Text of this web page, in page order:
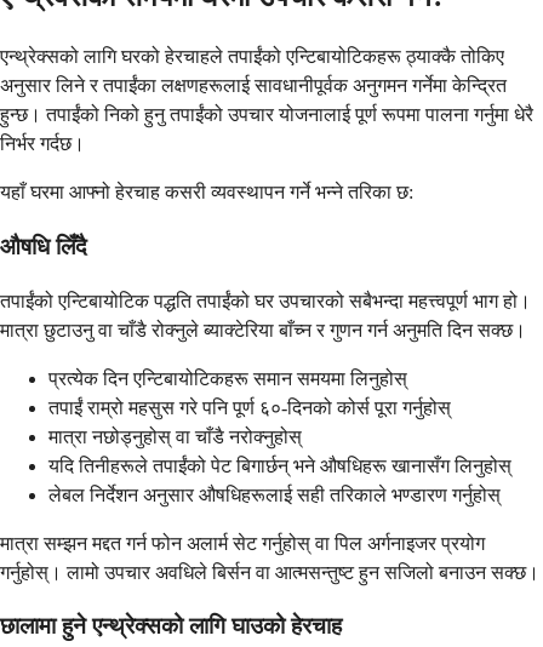
एन्थ्रेक्सको लागि घरको हेरचाहले तपाईंको एन्टिबायोटिकहरू ठ्याक्कै तोकिए
अनुसार लिने र तपाईंका लक्षणहरूलाई सावधानीपूर्वक अनुगमन गर्नेमा केन्द्रित
हुन्छ। तपाईंको निको हुनु तपाईंको उपचार योजनालाई पूर्ण रूपमा पालना गर्नुमा धेरै
निर्भर गर्दछ।
यहाँ घरमा आफ्नो हेरचाह कसरी व्यवस्थापन गर्ने भन्ने तरिका छ:
औषधि लिँदै
तपाईंको एन्टिबायोटिक पद्धति तपाईंको घर उपचारको सबैभन्दा महत्त्वपूर्ण भाग हो।
मात्रा छुटाउनु वा चाँडै रोक्नुले ब्याक्टेरिया बाँच्न र गुणन गर्न अनुमति दिन सक्छ।
प्रत्येक दिन एन्टिबायोटिकहरू समान समयमा लिनुहोस्
तपाईं राम्रो महसुस गरे पनि पूर्ण ६०-दिनको कोर्स पूरा गर्नुहोस्
मात्रा नछोड्नुहोस् वा चाँडै नरोक्नुहोस्
यदि तिनीहरूले तपाईंको पेट बिगार्छन् भने औषधिहरू खानासँग लिनुहोस्
लेबल निर्देशन अनुसार औषधिहरूलाई सही तरिकाले भण्डारण गर्नुहोस्
मात्रा सम्झन मद्दत गर्न फोन अलार्म सेट गर्नुहोस् वा पिल अर्गनाइजर प्रयोग
गर्नुहोस्। लामो उपचार अवधिले बिर्सन वा आत्मसन्तुष्ट हुन सजिलो बनाउन सक्छ।
छालामा हुने एन्थ्रेक्सको लागि घाउको हेरचाह